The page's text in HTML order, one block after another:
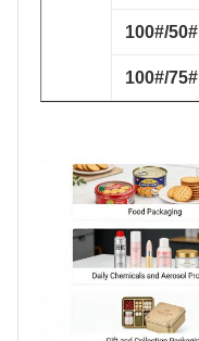
100#/50#
100#/75#